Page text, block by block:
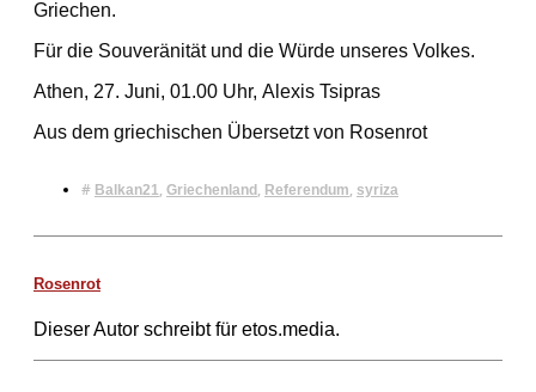
Griechen.
Für die Souveränität und die Würde unseres Volkes.
Athen, 27. Juni, 01.00 Uhr, Alexis Tsipras
Aus dem griechischen Übersetzt von Rosenrot
# Balkan21, Griechenland , Referendum, syriza
Rosenrot
Dieser Autor schreibt für etos.media.